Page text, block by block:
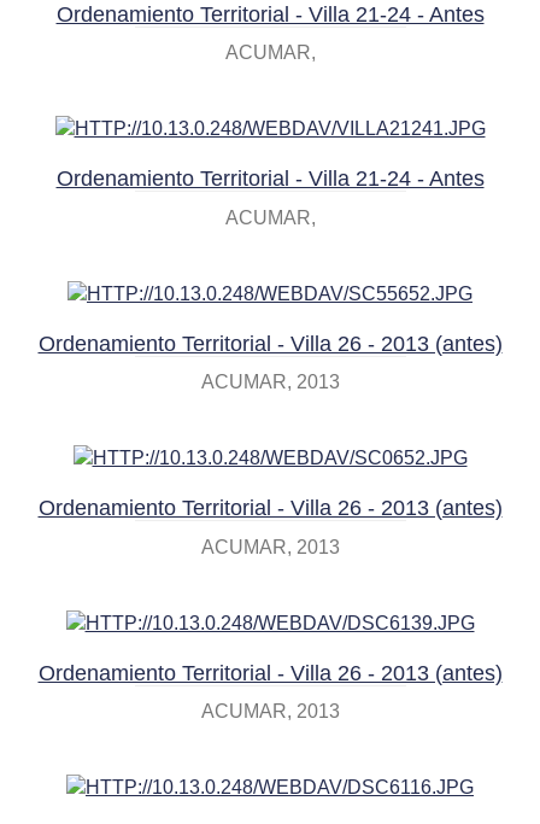
Ordenamiento Territorial - Villa 21-24 - Antes
ACUMAR
Ordenamiento Territorial - Villa 21-24 - Antes
ACUMAR
Ordenamiento Territorial - Villa 26 - 2013 (antes)
ACUMAR 2013
Ordenamiento Territorial - Villa 26 - 2013 (antes)
ACUMAR 2013
Ordenamiento Territorial - Villa 26 - 2013 (antes)
ACUMAR 2013